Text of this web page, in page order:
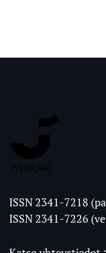
Ylioppilaslehti
ISSN 2341-7218
ISSN 2341-7226